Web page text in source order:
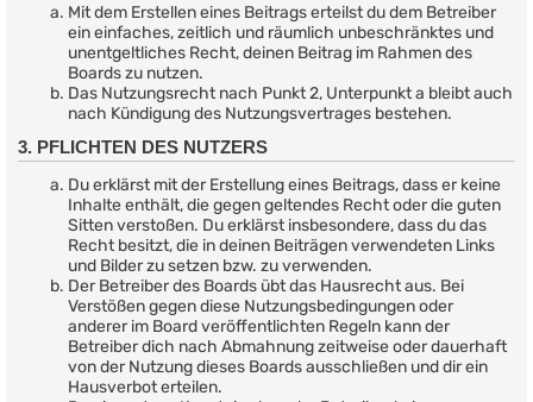
Mit dem Erstellen eines Beitrags erteilst du dem Betreiber
ein einfaches, zeitlich und räumlich unbeschränktes und
unentgeltliches Recht, deinen Beitrag im Rahmen des
Boards zu nutzen.
Das Nutzungsrecht nach Punkt 2, Unterpunkt a bleibt auch
nach Kündigung des Nutzungsvertrages bestehen.
3. PFLICHTEN DES NUTZERS
Du erklärst mit der Erstellung eines Beitrags, dass er keine
Inhalte enthält, die gegen geltendes Recht oder die guten
Sitten verstoßen. Du erklärst insbesondere, dass du das
Recht besitzt, die in deinen Beiträgen verwendeten Links
und Bilder zu setzen bzw. zu verwenden.
Der Betreiber des Boards übt das Hausrecht aus. Bei
Verstößen gegen diese Nutzungsbedingungen oder
anderer im Board veröffentlichten Regeln kann der
Betreiber dich nach Abmahnung zeitweise oder dauerhaft
von der Nutzung dieses Boards ausschließen und dir ein
Hausverbot erteilen.